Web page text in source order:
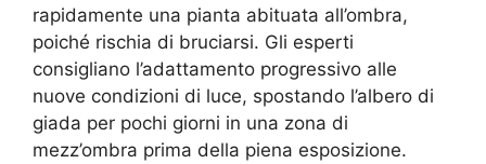
rapidamente una pianta abituata all’ombra,
poiché rischia di bruciarsi. Gli esperti
consigliano l’adattamento progressivo alle
nuove condizioni di luce, spostando l’albero di
giada per pochi giorni in una zona di
mezz’ombra prima della piena esposizione.